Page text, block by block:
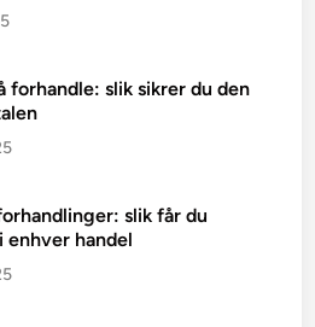
forhandle: slik sikrer du den
slik får du
enhver handel